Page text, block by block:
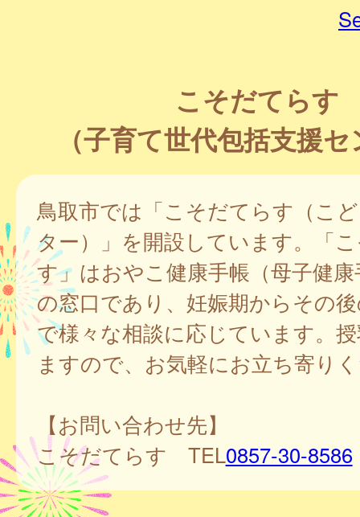
こそだてらす
（子育て世代包括支援
鳥取市では「こそだてらす（こ
ター）」を開設しています。「
す」はおやこ健康手帳（母子健
の窓口であり、妊娠期からその
で様々な相談に応じています。
ますので、お気軽にお立ち寄り
【お問い合わせ先】
こそだてらす TEL0857-30-8586